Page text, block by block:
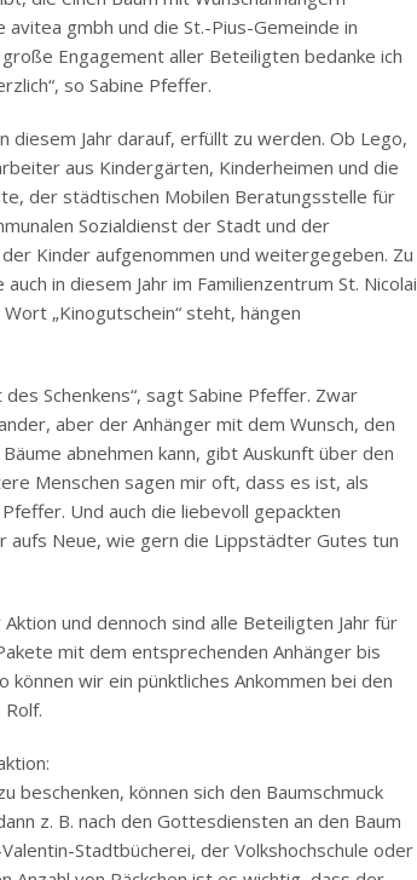
gmbh und die St.-Pius-Gemeinde in
Engagement aller Beteiligten bedanke ich
so Sabine Pfeffer.
diesem Jahr darauf, erfüllt zu werden. Ob Lego,
aus Kindergärten, Kinderheimen und die
der städtischen Mobilen Beratungsstelle für
Sozialdienst der Stadt und der
Kinder aufgenommen und weitergegeben. Zu
in diesem Jahr im Familienzentrum St. Nicolai
„Kinogutschein“ steht, hängen
Schenkens“, sagt Sabine Pfeffer. Zwar
aber der Anhänger mit dem Wunsch, den
abnehmen kann, gibt Auskunft über den
Menschen sagen mir oft, dass es ist, als
Und auch die liebevoll gepackten
aufs Neue, wie gern die Lippstädter Gutes tun
und dennoch sind alle Beteiligten Jahr für
mit dem entsprechenden Anhänger bis
wir ein pünktliches Ankommen bei den
beschenken, können sich den Baumschmuck
z. B. nach den Gottesdiensten an den Baum
Stadtbücherei, der Volkshochschule oder